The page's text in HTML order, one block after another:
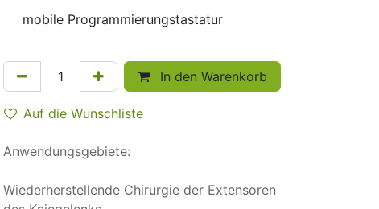
mobile Programmierungstastatur
In den Warenkorb
Auf die Wunschliste
Anwendungsgebiete:
Wiederherstellende Chirurgie der Extensoren